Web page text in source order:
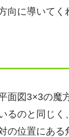
に導いてく
面図3×3の魔
るのと同じく
の位置にある